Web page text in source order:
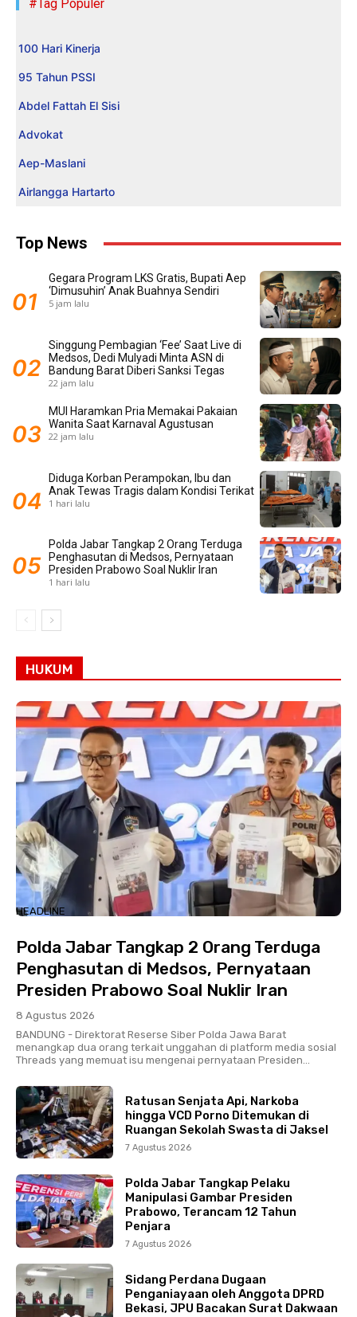
#Tag Populer
100 Hari Kinerja
95 Tahun PSSI
Abdel Fattah El Sisi
Advokat
Aep-Maslani
Airlangga Hartarto
Top News
Gegara Program LKS Gratis, Bupati Aep
‘Dimusuhin’ Anak Buahnya Sendiri
5 jam lalu
Singgung Pembagian ‘Fee’ Saat Live di
Medsos, Dedi Mulyadi Minta ASN di
Bandung Barat Diberi Sanksi Tegas
22 jam lalu
MUI Haramkan Pria Memakai Pakaian
Wanita Saat Karnaval Agustusan
22 jam lalu
Diduga Korban Perampokan, Ibu dan
Anak Tewas Tragis dalam Kondisi Terikat
1 hari lalu
Polda Jabar Tangkap 2 Orang Terduga
Penghasutan di Medsos, Pernyataan
Presiden Prabowo Soal Nuklir Iran
1 hari lalu
HUKUM
HEADLINE
Polda Jabar Tangkap 2 Orang Terduga
Penghasutan di Medsos, Pernyataan
Presiden Prabowo Soal Nuklir Iran
8 Agustus 2026
BANDUNG - Direktorat Reserse Siber Polda Jawa Barat
menangkap dua orang terkait unggahan di platform media sosial
Threads yang memuat isu mengenai pernyataan Presiden...
Ratusan Senjata Api, Narkoba
hingga VCD Porno Ditemukan di
Ruangan Sekolah Swasta di Jaksel
7 Agustus 2026
Polda Jabar Tangkap Pelaku
Manipulasi Gambar Presiden
Prabowo, Terancam 12 Tahun
Penjara
7 Agustus 2026
Sidang Perdana Dugaan
Penganiayaan oleh Anggota DPRD
Bekasi, JPU Bacakan Surat Dakwaan